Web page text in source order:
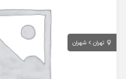
تهران شهران